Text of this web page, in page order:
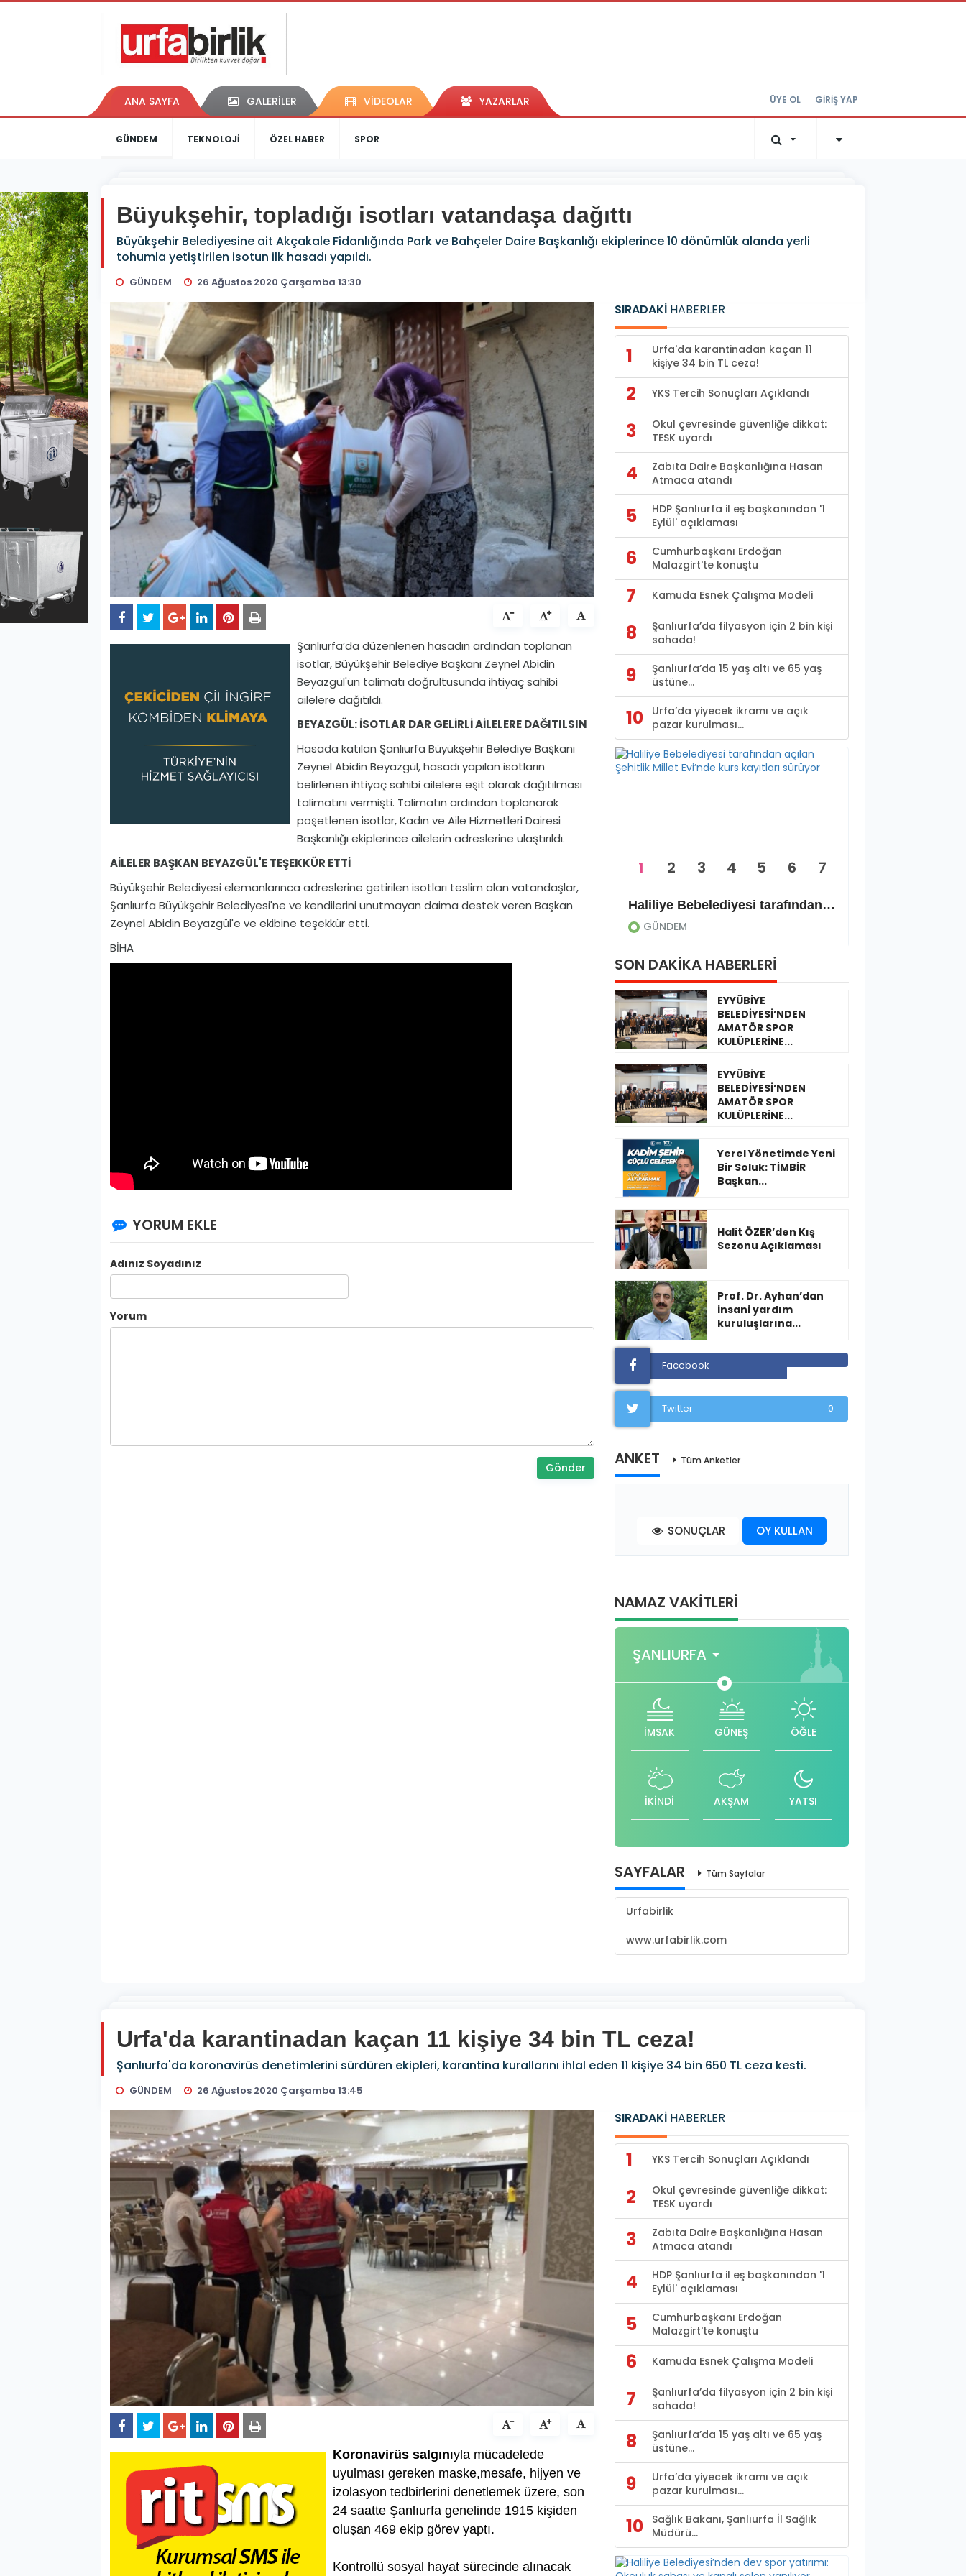
ANA SAYFA GALERİLER VİDEOLAR YAZARLAR ÜYE OL GİRİŞ YAP
GÜNDEM TEKNOLOJİ ÖZEL HABER SPOR
Büyukşehir, topladığı isotları vatandaşa dağıttı
Büyükşehir Belediyesine ait Akçakale Fidanlığında Park ve Bahçeler Daire Başkanlığı ekiplerince 10 dönümlük alanda yerli
tohumla yetiştirilen isotun ilk hasadı yapıldı.
GÜNDEM 26 Ağustos 2020 Çarşamba 13:30
Şanlıurfa’da düzenlenen hasadın ardından toplanan
isotlar, Büyükşehir Belediye Başkanı Zeynel Abidin
Beyazgül'ün talimatı doğrultusunda ihtiyaç sahibi
ailelere dağıtıldı.
BEYAZGÜL: İSOTLAR DAR GELİRLİ AİLELERE DAĞITILSIN
Hasada katılan Şanlıurfa Büyükşehir Belediye Başkanı
Zeynel Abidin Beyazgül, hasadı yapılan isotların
belirlenen ihtiyaç sahibi ailelere eşit olarak dağıtılması
talimatını vermişti. Talimatın ardından toplanarak
poşetlenen isotlar, Kadın ve Aile Hizmetleri Dairesi
Başkanlığı ekiplerince ailelerin adreslerine ulaştırıldı.
AİLELER BAŞKAN BEYAZGÜL'E TEŞEKKÜR ETTİ
Büyükşehir Belediyesi elemanlarınca adreslerine getirilen isotları teslim alan vatandaşlar,
Şanlıurfa Büyükşehir Belediyesi'ne ve kendilerini unutmayan daima destek veren Başkan
Zeynel Abidin Beyazgül'e ve ekibine teşekkür etti.
BİHA
YORUM EKLE
Adınız Soyadınız
Yorum
Gönder
SIRADAKİ HABERLER
1
Urfa'da karantinadan kaçan 11
kişiye 34 bin TL ceza!
2 YKS Tercih Sonuçları Açıklandı
3
Okul çevresinde güvenliğe dikkat:
TESK uyardı
4
Zabıta Daire Başkanlığına Hasan
Atmaca atandı
5
HDP Şanlıurfa il eş başkanından '1
Eylül' açıklaması
6
Cumhurbaşkanı Erdoğan
Malazgirt'te konuştu
7 Kamuda Esnek Çalışma Modeli
8
Şanlıurfa’da filyasyon için 2 bin kişi
sahada!
9
Şanlıurfa’da 15 yaş altı ve 65 yaş
üstüne...
10
Urfa’da yiyecek ikramı ve açık
pazar kurulması...
Eyyübiye Kırsalında Yapılmamış Yol Kalmayacak
GÜNDEM
Haliliye Bebelediyesi tarafından açılan Şehitlik Millet Evi’nde kurs kayıtları sürüyor
GÜNDEM
1 2 3 4 5 6 7
SON DAKİKA HABERLERİ
EYYÜBİYE
BELEDİYESİ’NDEN
AMATÖR SPOR
KULÜPLERİNE...
EYYÜBİYE
BELEDİYESİ’NDEN
AMATÖR SPOR
KULÜPLERİNE...
Yerel Yönetimde Yeni
Bir Soluk: TİMBİR
Başkan...
Halit ÖZER’den Kış
Sezonu Açıklaması
Prof. Dr. Ayhan’dan
insani yardım
kuruluşlarına...
Facebook
Twitter 0
ANKET Tüm Anketler
SONUÇLAR OY KULLAN
NAMAZ VAKİTLERİ
ŞANLIURFA
İMSAK GÜNEŞ ÖĞLE
İKİNDİ AKŞAM YATSI
SAYFALAR Tüm Sayfalar
Urfabirlik
www.urfabirlik.com
Urfa'da karantinadan kaçan 11 kişiye 34 bin TL ceza!
Şanlıurfa'da koronavirüs denetimlerini sürdüren ekipleri, karantina kurallarını ihlal eden 11 kişiye 34 bin 650 TL ceza kesti.
GÜNDEM 26 Ağustos 2020 Çarşamba 13:45
Koronavirüs salgınıyla mücadelede
uyulması gereken maske,mesafe, hijyen ve
izolasyon tedbirlerini denetlemek üzere, son
24 saatte Şanlıurfa genelinde 1915 kişiden
oluşan 469 ekip görev yaptı.
Kontrollü sosyal hayat sürecinde alınacak
SIRADAKİ HABERLER
1 YKS Tercih Sonuçları Açıklandı
2
Okul çevresinde güvenliğe dikkat:
TESK uyardı
3
Zabıta Daire Başkanlığına Hasan
Atmaca atandı
4
HDP Şanlıurfa il eş başkanından '1
Eylül' açıklaması
5
Cumhurbaşkanı Erdoğan
Malazgirt'te konuştu
6 Kamuda Esnek Çalışma Modeli
7
Şanlıurfa’da filyasyon için 2 bin kişi
sahada!
8
Şanlıurfa’da 15 yaş altı ve 65 yaş
üstüne...
9
Urfa’da yiyecek ikramı ve açık
pazar kurulması...
10
Sağlık Bakanı, Şanlıurfa İl Sağlık
Müdürü...